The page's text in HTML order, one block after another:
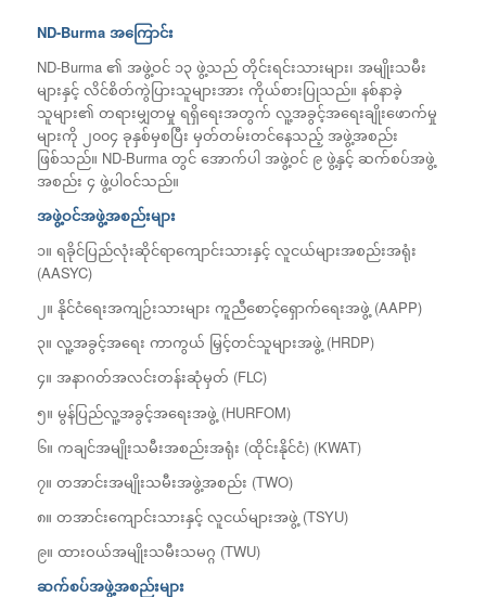
ND-Burma အကြောင်း
ND-Burma ၏ အဖွဲ့ဝင် ၁၃ ဖွဲ့သည် တိုင်းရင်းသားများ၊ အမျိုးသမီး
များနှင့် လိင်စိတ်ကွဲပြားသူများအား ကိုယ်စားပြုသည်။ နစ်နာခဲ့
သူများ၏ တရားမျှတမှု ရရှိရေးအတွက် လူ့အခွင့်အရေးချိုးဖောက်မှု
များကို ၂၀၀၄ ခုနှစ်မှစပြီး မှတ်တမ်းတင်နေသည့် အဖွဲ့အစည်း
ဖြစ်သည်။ ND-Burma တွင် အောက်ပါ အဖွဲ့ဝင် ၉ ဖွဲ့နှင့် ဆက်စပ်အဖွဲ့
အစည်း ၄ ဖွဲ့ပါဝင်သည်။
အဖွဲ့ဝင်အဖွဲ့အစည်းများ
၁။ ရခိုင်ပြည်လုံးဆိုင်ရာကျောင်းသားနှင့် လူငယ်များအစည်းအရုံး
(AASYC)
၂။ နိုင်ငံရေးအကျဉ်းသားများ ကူညီစောင့်ရှောက်ရေးအဖွဲ့ (AAPP)
၃။ လူ့အခွင့်အရေး ကာကွယ် မြှင့်တင်သူများအဖွဲ့ (HRDP)
၄။ အနာဂတ်အလင်းတန်းဆုံမှတ် (FLC)
၅။ မွန်ပြည်လူ့အခွင့်အရေးအဖွဲ့ (HURFOM)
၆။ ကချင်အမျိုးသမီးအစည်းအရုံး (ထိုင်းနိုင်ငံ) (KWAT)
၇။ တအာင်းအမျိုးသမီးအဖွဲ့အစည်း (TWO)
၈။ တအာင်းကျောင်းသားနှင့် လူငယ်များအဖွဲ့ (TSYU)
၉။ ထားဝယ်အမျိုးသမီးသမဂ္ဂ (TWU)
ဆက်စပ်အဖွဲ့အစည်းများ